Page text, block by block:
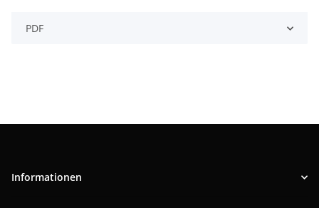
PDF
Informationen